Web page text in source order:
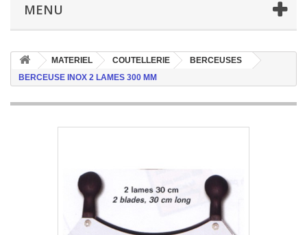
MENU
MATERIEL COUTELLERIE
BERCEUSES
BERCEUSE INOX 2 LAMES 300 MM